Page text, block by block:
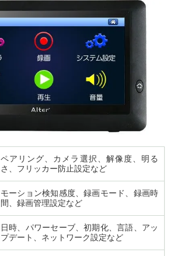
ペアリング、カメラ選択、解像度、明る
さ、フリッカー防止設定など
モーション検知感度、録画モード、録画時
間、録画管理設定など
日時、パワーセーブ、初期化、言語、アッ
プデート、ネットワーク設定など